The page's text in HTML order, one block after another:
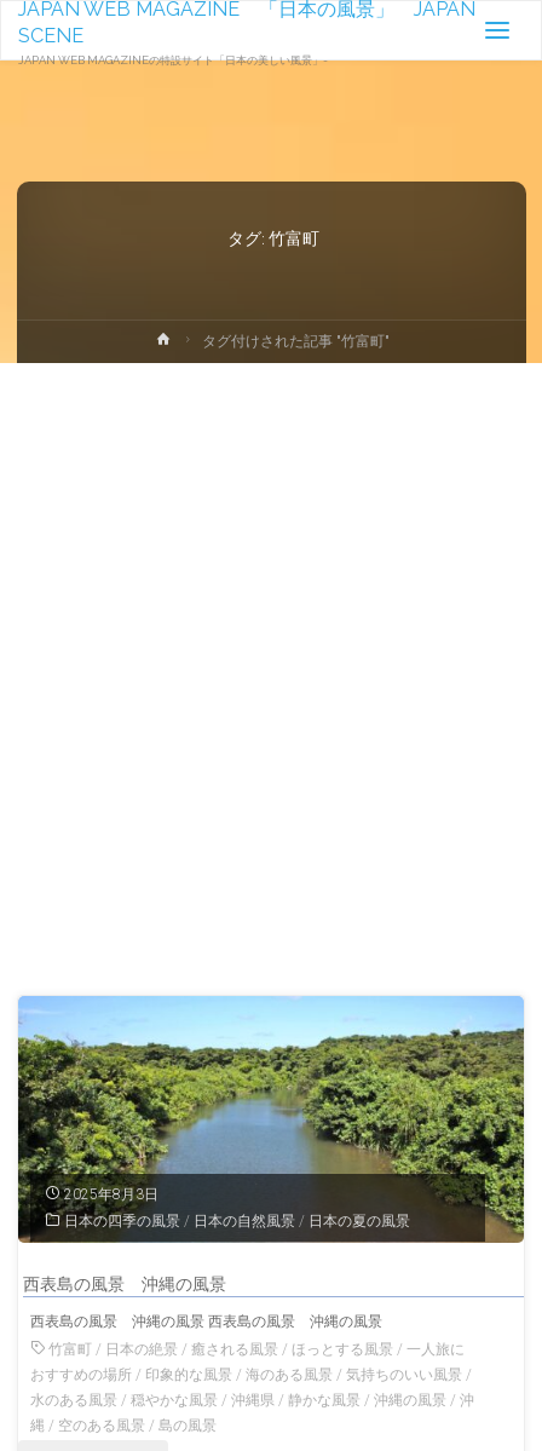
JAPAN WEB MAGAZINE 「日本の風景」 JAPAN
SCENE
JAPAN WEB MAGAZINEの特設サイト「日本の美しい風景」-
タグ: 竹富町
ホ
ー
タグ付けされた記事 "竹富町"
2025年8月3日
日本の四季の風景 / 日本の自然風景 / 日本の夏の風景
西表島の風景 沖縄の風景
西表島の風景 沖縄の風景 西表島の風景 沖縄の風景
竹富町 / 日本の絶景 /癒される風景 /ほっとする風景 /一人旅に
おすすめの場所 / 印象的な風景 /海のある風景 /気持ちのいい風景 /
水のある風景 /穏やかな風景 /沖縄県 /静かな風景 /沖縄の風景 /沖
縄 / 空のある風景 /島の風景